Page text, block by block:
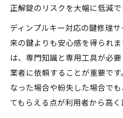
正解錠のリスクを大幅に低減で
ディンプルキー対応の鍵修理
来の鍵よりも安心感を得られ
は、専門知識と専用工具が必
業者に依頼することが重要で
なった場合や紛失した場合で
てもらえる点が利用者から高く